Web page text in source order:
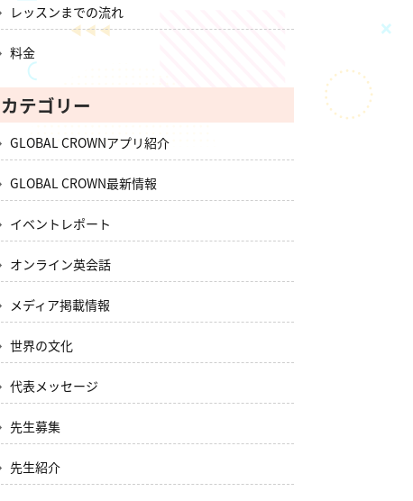
レッスンまでの流れ
料金
カテゴリー
GLOBAL CROWNアプリ紹介
GLOBAL CROWN最新情報
イベントレポート
オンライン英会話
メディア掲載情報
世界の文化
代表メッセージ
先生募集
先生紹介